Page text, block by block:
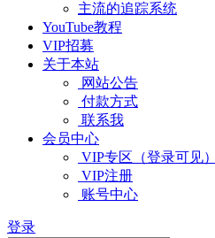
主流的追踪系统
YouTube教程
VIP招募
关于本站
网站公告
付款方式
联系我
会员中心
VIP专区（登录可见）
VIP注册
账号中心
登录